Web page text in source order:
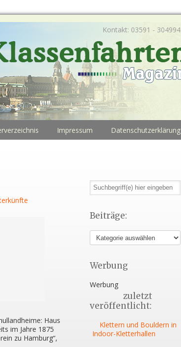
Kontakt: 03591 - 304994
Impressum
Datenschutzerklärung
Haus
im Jahre 1875
zu Hamburg“,
Beiträge:
Werbung
Werbung
zuletzt
veröffentlicht:
Klettern und Bouldern in
Indoor-Kletterhallen